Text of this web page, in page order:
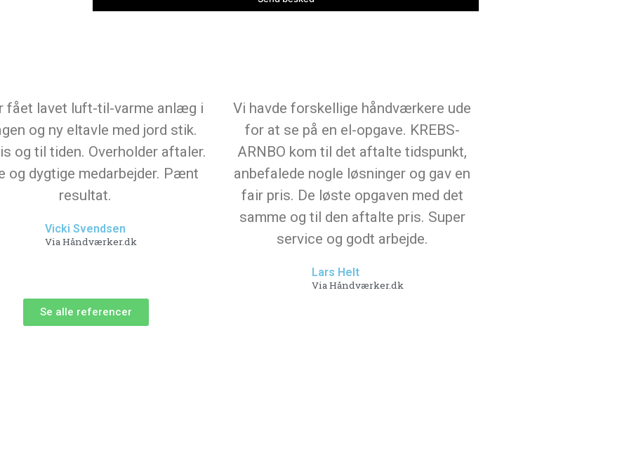
fået lavet luft-til-varme anlæg i
og ny eltavle med jord stik.
og til tiden. Overholder aftaler.
og dygtige medarbejder. Pænt
resultat.
Vicki Svendsen
Via Håndværker.dk
Vi havde forskellige håndværkere ude
for at se på en el-opgave. KREBS-
ARNBO kom til det aftalte tidspunkt,
anbefalede nogle løsninger og gav en
fair pris. De løste opgaven med det
samme og til den aftalte pris. Super
service og godt arbejde.
Lars Helt
Via Håndværker.dk
Se alle referencer